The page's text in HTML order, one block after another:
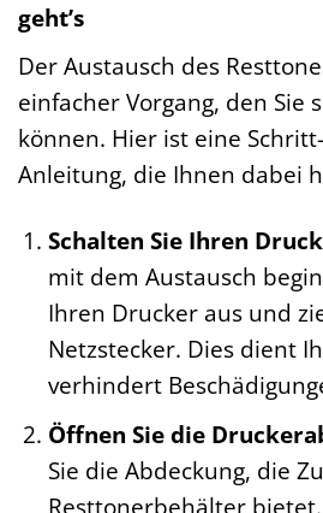
geht’s
Der Austausch des
einfacher Vorgang, den Sie
können. Hier ist eine
Anleitung, die Ihnen dabei
Schalten Sie Ihren
mit dem Austausch
Ihren Drucker aus und
Netzstecker. Dies dient
verhindert
Öffnen Sie die
Sie die Abdeckung, die
Resttonerbehälter